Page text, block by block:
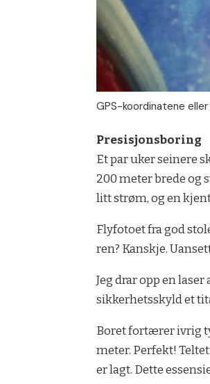
GPS-koordinatene
Presisjonsboring
Et par uker seinere
200 meter brede og
litt strøm, og en
Flyfotoet fra god­
ren? Kanskje.
Jeg drar opp en
sikkerhetsskyld et
Boret fortærer ivrig
meter. Perfekt!
er lagt. Dette